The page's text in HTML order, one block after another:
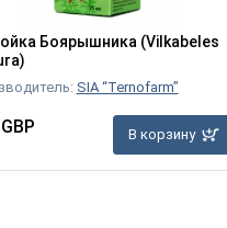
Боярышника (Vilkabeles
SIA “Ternofarm”
В корзину